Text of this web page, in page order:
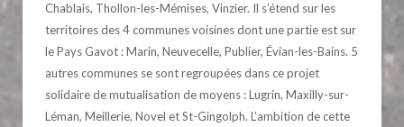
Chablais, Thollon-les-Mémises, Vinzier. Il s’étend sur les
territoires des 4 communes voisines dont une partie est sur
le Pays Gavot : Marin, Neuvecelle, Publier, Évian-les-Bains. 5
autres communes se sont regroupées dans ce projet
solidaire de mutualisation de moyens : Lugrin, Maxilly-sur-
Léman, Meillerie, Novel et St-Gingolph. L’ambition de cette